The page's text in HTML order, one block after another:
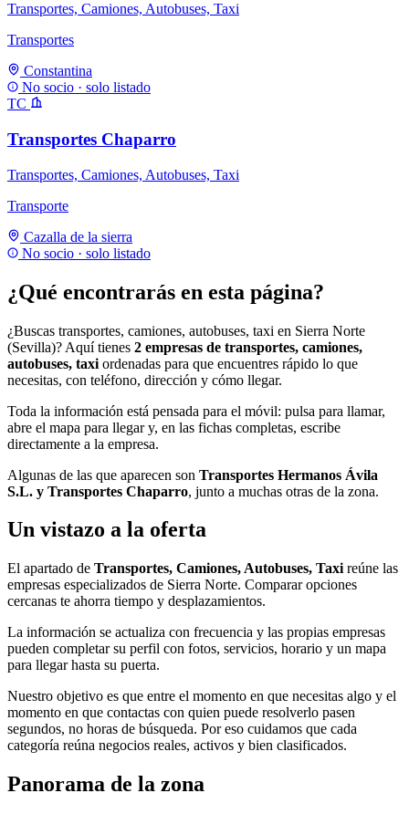
Transportes, Camiones, Autobuses, Taxi
Transportes
Constantina
No socio · solo listado
TC
Transportes Chaparro
Transportes, Camiones, Autobuses, Taxi
Transporte
Cazalla de la sierra
No socio · solo listado
¿Qué encontrarás en esta página?
¿Buscas transportes, camiones, autobuses, taxi en Sierra Norte
(Sevilla)? Aquí tienes 2 empresas de transportes, camiones,
autobuses, taxi ordenadas para que encuentres rápido lo que
necesitas, con teléfono, dirección y cómo llegar.
Toda la información está pensada para el móvil: pulsa para llamar,
abre el mapa para llegar y, en las fichas completas, escribe
directamente a la empresa.
Algunas de las que aparecen son Transportes Hermanos Ávila
S.L. y Transportes Chaparro, junto a muchas otras de la zona.
Un vistazo a la oferta
El apartado de Transportes, Camiones, Autobuses, Taxi reúne las
empresas especializados de Sierra Norte. Comparar opciones
cercanas te ahorra tiempo y desplazamientos.
La información se actualiza con frecuencia y las propias empresas
pueden completar su perfil con fotos, servicios, horario y un mapa
para llegar hasta su puerta.
Nuestro objetivo es que entre el momento en que necesitas algo y el
momento en que contactas con quien puede resolverlo pasen
segundos, no horas de búsqueda. Por eso cuidamos que cada
categoría reúna negocios reales, activos y bien clasificados.
Panorama de la zona